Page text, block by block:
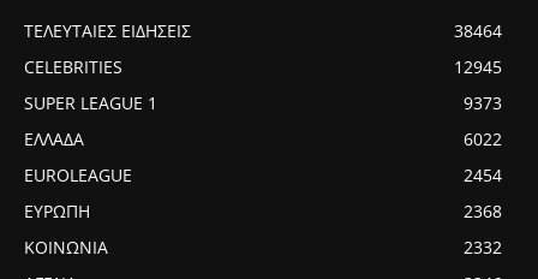
ΤΕΛΕΥΤΑΙΕΣ ΕΙΔΗΣΕΙΣ
38464
CELEBRITIES
12945
SUPER LEAGUE 1
9373
ΕΛΛΑΔΑ
6022
EUROLEAGUE
2454
ΕΥΡΩΠΗ
2368
ΚΟΙΝΩΝΙΑ
2332